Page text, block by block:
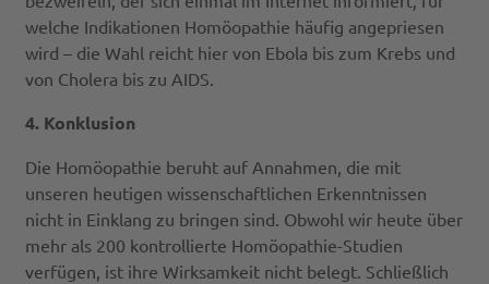
welche Indikationen Homöopathie häufig angepriesen
wird – die Wahl reicht hier von Ebola bis zum Krebs und
von Cholera bis zu AIDS.
4. Konklusion
Die Homöopathie beruht auf Annahmen, die mit
unseren heutigen wissenschaftlichen Erkenntnissen
nicht in Einklang zu bringen sind. Obwohl wir heute über
mehr als 200 kontrollierte Homöopathie-Studien
verfügen, ist ihre Wirksamkeit nicht belegt. Schließlich